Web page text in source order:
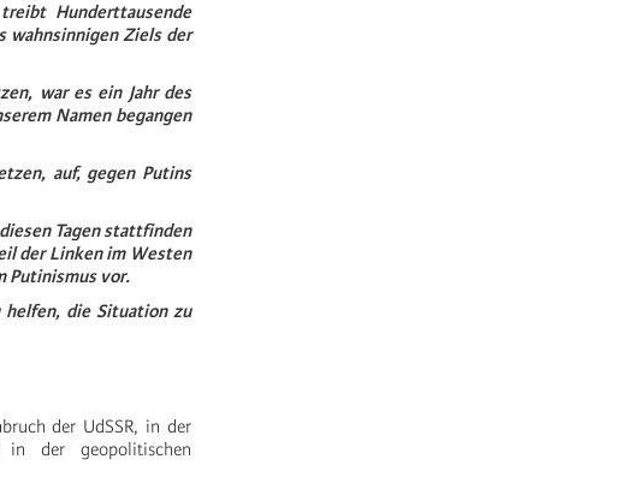
Hunderttausende
wahnsinnigen Ziels der
war es ein Jahr des
Namen begangen
auf, gegen Putins
Tagen stattfinden
der Linken im Westen
Putinismus vor.
helfen, die Situation zu
der UdSSR, in der
in der geopolitischen